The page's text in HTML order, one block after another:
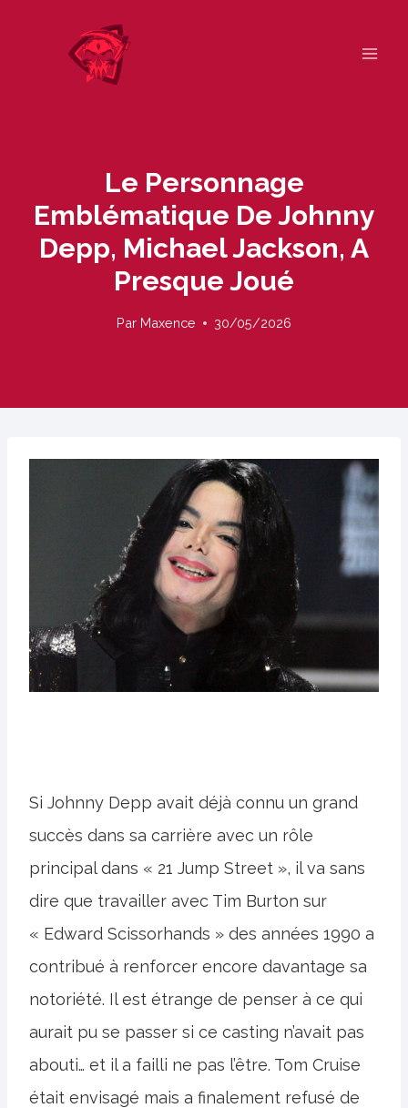
Le Personnage
Emblématique De Johnny
Depp, Michael Jackson, A
Presque Joué
Par Maxence 30/05/2026
Si Johnny Depp avait déjà connu un grand
succès dans sa carrière avec un rôle
principal dans « 21 Jump Street », il va sans
dire que travailler avec Tim Burton sur
« Edward Scissorhands » des années 1990 a
contribué à renforcer encore davantage sa
notoriété. Il est étrange de penser à ce qui
aurait pu se passer si ce casting n’avait pas
abouti… et il a failli ne pas l’être. Tom Cruise
était envisagé mais a finalement refusé de